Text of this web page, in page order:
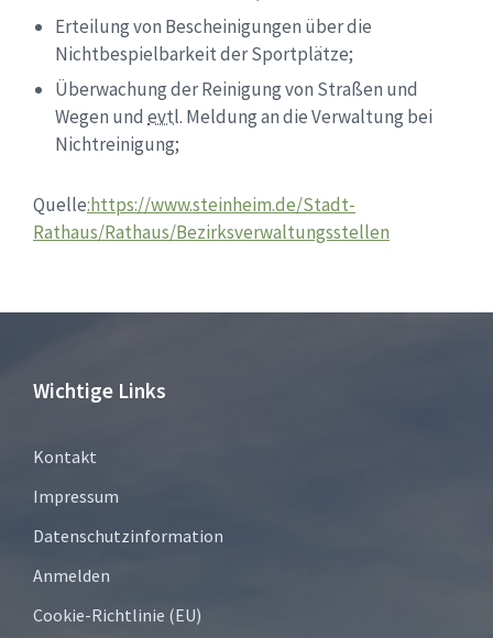
Erteilung von Bescheinigungen über die
Nichtbespielbarkeit der Sportplätze;
Überwachung der Reinigung von Straßen und
Wegen und evtl. Meldung an die Verwaltung bei
Nichtreinigung;
Quelle:https://www.steinheim.de/Stadt-
Rathaus/Rathaus/Bezirksverwaltungsstellen
Wichtige Links
Kontakt
Impressum
Datenschutzinformation
Anmelden
Cookie-Richtlinie (EU)